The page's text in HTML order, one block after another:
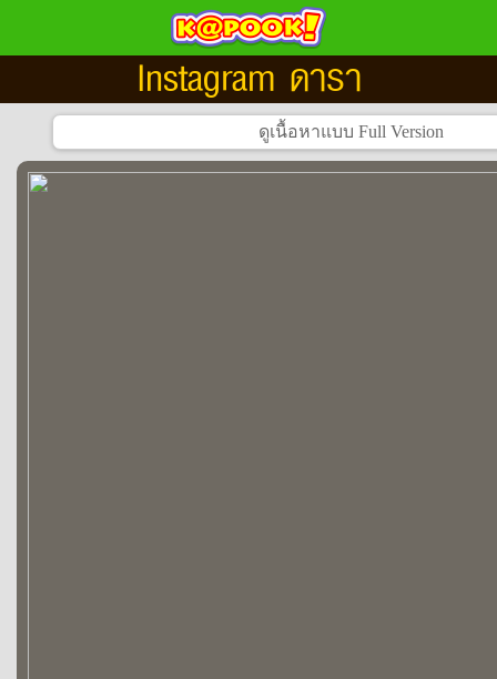
Instagram ดารา